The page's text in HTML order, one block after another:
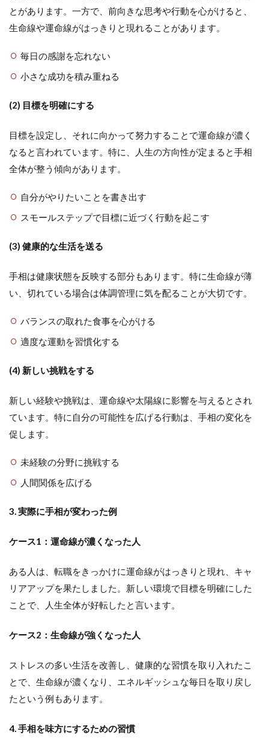
とがあります。一方で、前向きな思考や行動を心がけると、
生命線や運命線がはっきりと現れることがあります。
毎日の感謝を忘れない
小さな成功を積み重ねる
(2) 目標を明確にする
目標を設定し、それに向かって努力することで運命線が濃く
なると言われています。特に、人生の方向性が定まると手相
全体が整う傾向があります。
自分がやりたいことを書き出す
スモールステップで目標に近づく行動を起こす
(3) 健康的な生活を送る
手相は健康状態を反映する部分もあります。特に生命線が薄
い、切れている場合は体調管理に気を配ることが大切です。
バランスの取れた食事を心がける
適度な運動を習慣化する
(4) 新しい挑戦をする
新しい経験や挑戦は、運命線や太陽線に影響を与えるとされ
ています。特に自分の可能性を広げる行動は、手相の変化を
促します。
未経験の分野に挑戦する
人間関係を広げる
3. 実際に手相が変わった例
ケース1：運命線が濃くなった人
ある人は、転職をきっかけに運命線がはっきりと現れ、キャ
リアアップを果たしました。新しい環境で目標を明確にした
ことで、人生全体が好転したと言います。
ケース2：生命線が強くなった人
ストレスの多い生活を改善し、健康的な習慣を取り入れたこ
とで、生命線が濃くなり、エネルギッシュな毎日を取り戻し
たという例もあります。
4. 手相を味方にするための習慣